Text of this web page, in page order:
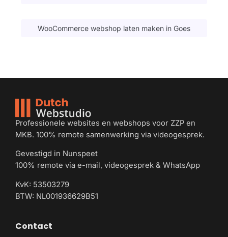
WooCommerce webshop laten maken in Goes
Professionele websites en webshops voor ZZP en
MKB. 100% remote samenwerking via videogesprek.
Gevestigd in Nunspeet
100% remote via e-mail, videogesprek & WhatsApp
KvK: 53503279
BTW: NL001936629B51
Contact